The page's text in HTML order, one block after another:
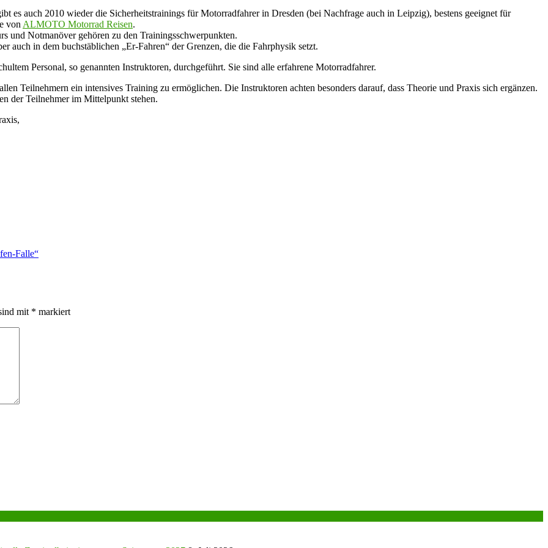
es auch 2010 wieder die Sicherheitstrainings für Motorradfahrer in Dresden (bei Nachfrage auch in Leipzig), bestens geeignet für
von ALMOTO Motorrad Reisen.
und Notmanöver gehören zu den Trainingsschwerpunkten.
auch in dem buchstäblichen „Er-Fahren“ der Grenzen, die die Fahrphysik setzt.
Personal, so genannten Instruktoren, durchgeführt. Sie sind alle erfahrene Motorradfahrer.
Teilnehmern ein intensives Training zu ermöglichen. Die Instruktoren achten besonders darauf, dass Theorie und Praxis sich ergänzen.
der Teilnehmer im Mittelpunkt stehen.
Falle“
mit * markiert